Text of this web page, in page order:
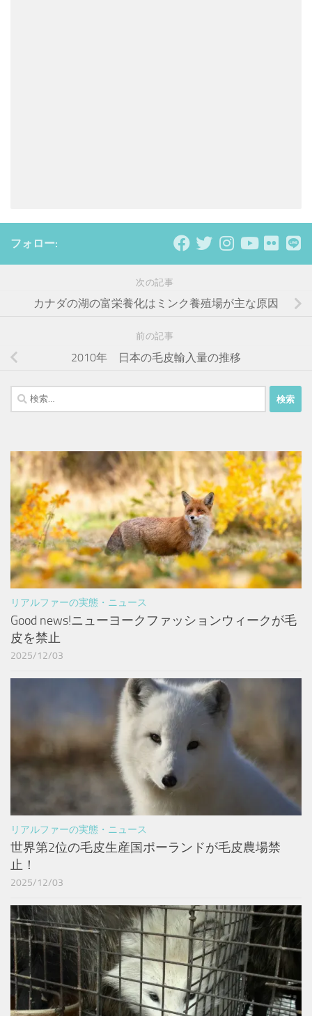
フォロー:
次の記事
カナダの湖の富栄養化はミンク養殖場が主な原因
前の記事
2010年 日本の毛皮輸入量の推移
検
索:
リアルファーの実態・ニュース
Good news!ニューヨークファッションウィークが毛
皮を禁止
2025/12/03
リアルファーの実態・ニュース
世界第2位の毛皮生産国ポーランドが毛皮農場禁
止！
2025/12/03